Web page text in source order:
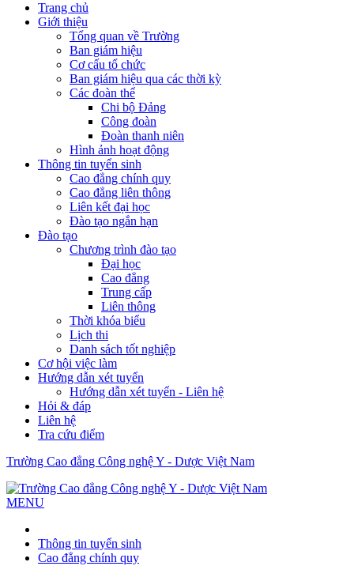
Trang chủ
Giới thiệu
Tổng quan về Trường
Ban giám hiệu
Cơ cấu tổ chức
Ban giám hiệu qua các thời kỳ
Các đoàn thể
Chi bộ Đảng
Công đoàn
Đoàn thanh niên
Hình ảnh hoạt động
Thông tin tuyển sinh
Cao đẳng chính quy
Cao đẳng liên thông
Liên kết đại học
Đào tạo ngắn hạn
Đào tạo
Chương trình đào tạo
Đại học
Cao đẳng
Trung cấp
Liên thông
Thời khóa biểu
Lịch thi
Danh sách tốt nghiệp
Cơ hội việc làm
Hướng dẫn xét tuyển
Hướng dẫn xét tuyển - Liên hệ
Hỏi & đáp
Liên hệ
Tra cứu điểm
Trường Cao đẳng Công nghệ Y - Dược Việt Nam
MENU
Thông tin tuyển sinh
Cao đẳng chính quy